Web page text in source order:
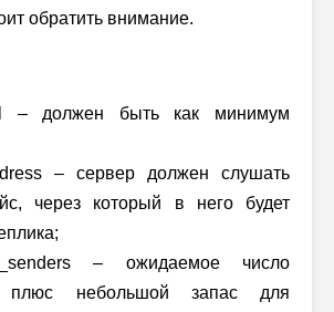
обратить внимание.
– должен быть как минимум
– сервер должен слушать
через который в него будет
– ожидаемое число
плюс небольшой запас для